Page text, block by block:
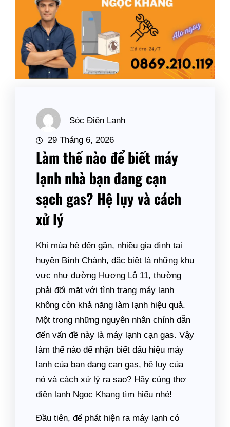
Sóc Điện Lạnh
29 Tháng 6, 2026
Làm thế nào để biết máy
lạnh nhà bạn đang cạn
sạch gas? Hệ lụy và cách
xử lý
Khi mùa hè đến gần, nhiều gia đình tại
huyện Bình Chánh, đặc biệt là những khu
vực như đường Hương Lộ 11, thường
phải đối mặt với tình trạng máy lạnh
không còn khả năng làm lạnh hiệu quả.
Một trong những nguyên nhân chính dẫn
đến vấn đề này là máy lạnh cạn gas. Vậy
làm thế nào để nhận biết dấu hiệu máy
lạnh của bạn đang cạn gas, hệ lụy của
nó và cách xử lý ra sao? Hãy cùng thợ
điện lạnh Ngọc Khang tìm hiểu nhé!
Đầu tiên, để phát hiện ra máy lạnh có